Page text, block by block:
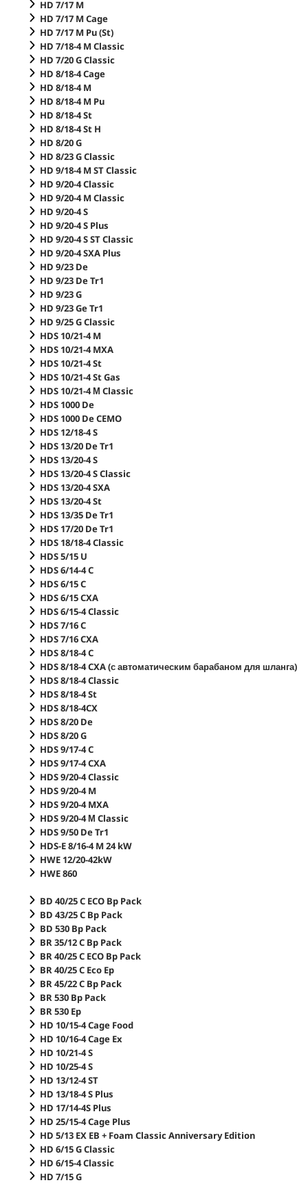
HD 7/17 M
HD 7/17 M Cage
HD 7/17 M Pu (St)
HD 7/18-4 M Classic
HD 7/20 G Classic
HD 8/18-4 Cage
HD 8/18-4 M
HD 8/18-4 M Pu
HD 8/18-4 St
HD 8/18-4 St H
HD 8/20 G
HD 8/23 G Classic
HD 9/18-4 M ST Classic
HD 9/20-4 Classic
HD 9/20-4 M Classic
HD 9/20-4 S
HD 9/20-4 S Plus
HD 9/20-4 S ST Classic
HD 9/20-4 SXA Plus
HD 9/23 De
HD 9/23 De Tr1
HD 9/23 G
HD 9/23 Ge Tr1
HD 9/25 G Classic
HDS 10/21-4 M
HDS 10/21-4 MXA
HDS 10/21-4 St
HDS 10/21-4 St Gas
HDS 10/21-4 М Classic
HDS 1000 De
HDS 1000 De CEMO
HDS 12/18-4 S
HDS 13/20 De Tr1
HDS 13/20-4 S
HDS 13/20-4 S Classic
HDS 13/20-4 SXA
HDS 13/20-4 St
HDS 13/35 De Tr1
HDS 17/20 De Tr1
HDS 18/18-4 Classic
HDS 5/15 U
HDS 6/14-4 C
HDS 6/15 C
HDS 6/15 CXA
HDS 6/15-4 Classic
HDS 7/16 C
HDS 7/16 CXA
HDS 8/18-4 C
HDS 8/18-4 CXA (с автоматическим барабаном для шланга)
HDS 8/18-4 Classic
HDS 8/18-4 St
HDS 8/18-4CX
HDS 8/20 De
HDS 8/20 G
HDS 9/17-4 C
HDS 9/17-4 CXA
HDS 9/20-4 Classic
HDS 9/20-4 M
HDS 9/20-4 MXA
HDS 9/20-4 М Classic
HDS 9/50 De Tr1
HDS-E 8/16-4 M 24 kW
HWE 12/20-42kW
HWE 860
BD 40/25 C ECO Bp Pack
BD 43/25 C Bp Pack
BD 530 Bp Pack
BR 35/12 C Bp Pack
BR 40/25 C ECO Bp Pack
BR 40/25 C Eco Ep
BR 45/22 C Bp Pack
BR 530 Bp Pack
BR 530 Ep
HD 10/15-4 Cage Food
HD 10/16-4 Cage Ex
HD 10/21-4 S
HD 10/25-4 S
HD 13/12-4 ST
HD 13/18-4 S Plus
HD 17/14-4S Plus
HD 25/15-4 Cage Plus
HD 5/13 EX EB + Foam Classic Anniversary Edition
HD 6/15 G Classic
HD 6/15-4 Classic
HD 7/15 G